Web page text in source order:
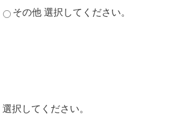
その他 選択してください。
選択してください。